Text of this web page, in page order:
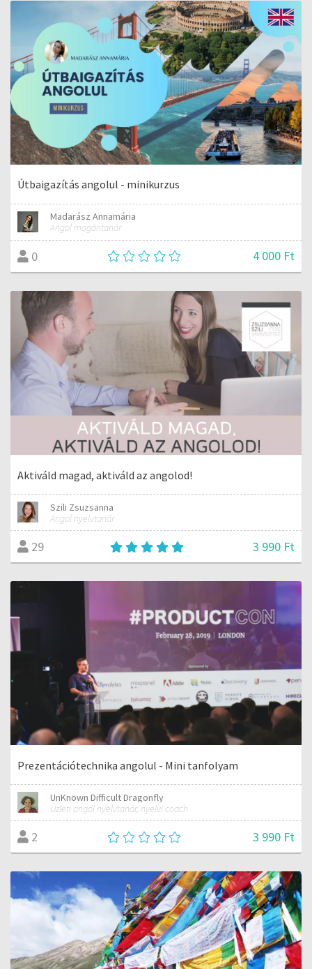
Útbaigazítás angolul - minikurzus
Madarász Annamária
Angol magántanár
0 4 000 Ft
Aktiváld magad, aktiváld az angolod!
Szili Zsuzsanna
Angol nyelvtanár
29 3 990 Ft
Prezentációtechnika angolul - Mini tanfolyam
UnKnown Difficult Dragonfly
Üzleti angol nyelvtanár, nyelvi coach
2 3 990 Ft